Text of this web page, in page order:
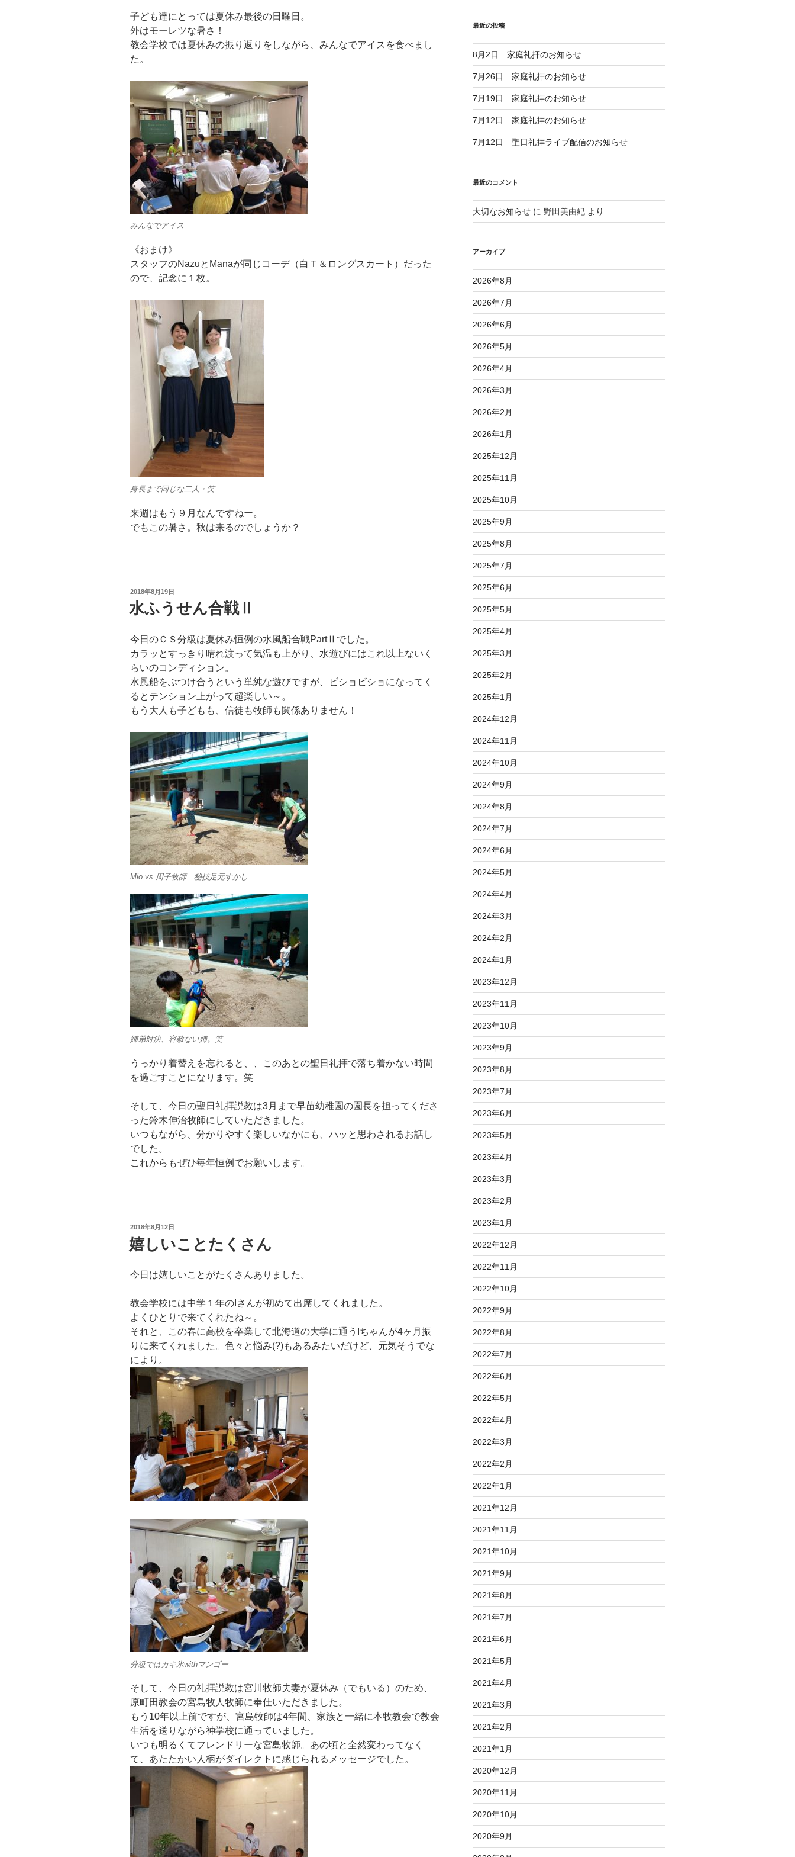
子ども達にとっては夏休み最後の日曜日。
外はモーレツな暑さ！
教会学校では夏休みの振り返りをしながら、みんなでアイスを食べまし
た。
みんなでアイス
《おまけ》
スタッフのNazuとManaが同じコーデ（白Ｔ＆ロングスカート）だった
ので、記念に１枚。
身長まで同じな二人・笑
来週はもう９月なんですねー。
でもこの暑さ。秋は来るのでしょうか？
投
日:
2018年8月19日
水ふうせん合戦Ⅱ
今日のＣＳ分級は夏休み恒例の水風船合戦PartⅡでした。
カラッとすっきり晴れ渡って気温も上がり、水遊びにはこれ以上ないく
らいのコンディション。
水風船をぶつけ合うという単純な遊びですが、ビショビショになってく
るとテンション上がって超楽しい～。
もう大人も子どもも、信徒も牧師も関係ありません！
Mio vs 周子牧師 秘技足元すかし
姉弟対決、容赦ない姉。笑
うっかり着替えを忘れると、、このあとの聖日礼拝で落ち着かない時間
を過ごすことになります。笑
そして、今日の聖日礼拝説教は3月まで早苗幼稚園の園長を担ってくださ
った鈴木伸治牧師にしていただきました。
いつもながら、分かりやすく楽しいなかにも、ハッと思わされるお話し
でした。
これからもぜひ毎年恒例でお願いします。
投
稿
日:
2018年8月12日
嬉しいことたくさん
今日は嬉しいことがたくさんありました。
教会学校には中学１年のIさんが初めて出席してくれました。
よくひとりで来てくれたね～。
それと、この春に高校を卒業して北海道の大学に通うIちゃんが4ヶ月振
りに来てくれました。色々と悩み(?)もあるみたいだけど、元気そうでな
により。
分級ではカキ氷withマンゴー
そして、今日の礼拝説教は宮川牧師夫妻が夏休み（でもいる）のため、
原町田教会の宮島牧人牧師に奉仕いただきました。
もう10年以上前ですが、宮島牧師は4年間、家族と一緒に本牧教会で教会
生活を送りながら神学校に通っていました。
いつも明るくてフレンドリーな宮島牧師。あの頃と全然変わってなく
て、あたたかい人柄がダイレクトに感じられるメッセージでした。
最近の投稿
8月2日 家庭礼拝のお知らせ
7月26日 家庭礼拝のお知らせ
7月19日 家庭礼拝のお知らせ
7月12日 家庭礼拝のお知らせ
7月12日 聖日礼拝ライブ配信のお知らせ
最近のコメント
大切なお知らせに 野田美由紀より
アーカイブ
2026年8月
2026年7月
2026年6月
2026年5月
2026年4月
2026年3月
2026年2月
2026年1月
2025年12月
2025年11月
2025年10月
2025年9月
2025年8月
2025年7月
2025年6月
2025年5月
2025年4月
2025年3月
2025年2月
2025年1月
2024年12月
2024年11月
2024年10月
2024年9月
2024年8月
2024年7月
2024年6月
2024年5月
2024年4月
2024年3月
2024年2月
2024年1月
2023年12月
2023年11月
2023年10月
2023年9月
2023年8月
2023年7月
2023年6月
2023年5月
2023年4月
2023年3月
2023年2月
2023年1月
2022年12月
2022年11月
2022年10月
2022年9月
2022年8月
2022年7月
2022年6月
2022年5月
2022年4月
2022年3月
2022年2月
2022年1月
2021年12月
2021年11月
2021年10月
2021年9月
2021年8月
2021年7月
2021年6月
2021年5月
2021年4月
2021年3月
2021年2月
2021年1月
2020年12月
2020年11月
2020年10月
2020年9月